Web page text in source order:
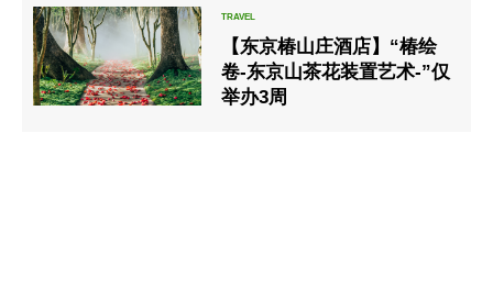
【东京椿山庄酒店】“椿绘
卷-东京山茶花装置艺术-”仅
举办3周